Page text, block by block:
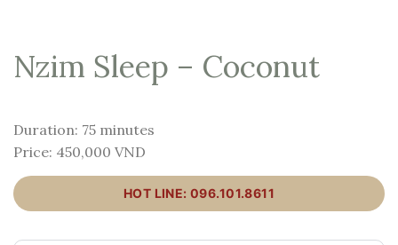
Nzim Sleep – Coconut
Duration: 75 minutes
Price: 450,000 VND
HOT LINE: 096.101.8611